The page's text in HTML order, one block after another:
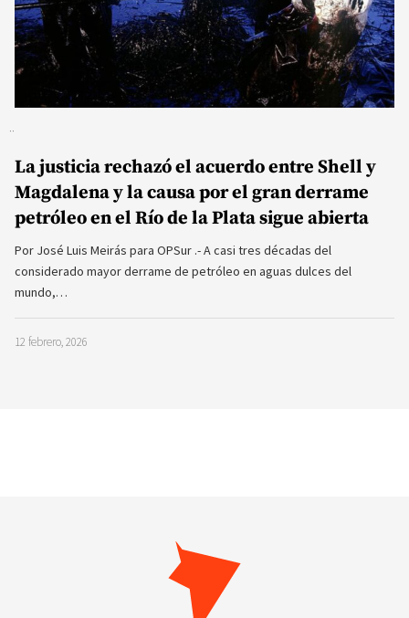
La justicia rechazó el acuerdo entre Shell y
Magdalena y la causa por el gran derrame
petróleo en el Río de la Plata sigue abierta
Por José Luis Meirás para OPSur .- A casi tres décadas del
considerado mayor derrame de petróleo en aguas dulces del
mundo,…
12 febrero, 2026